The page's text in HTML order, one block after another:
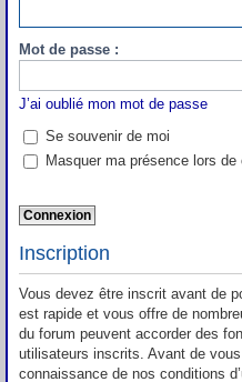
Mot de passe :
J’ai oublié mon mot de passe
Se souvenir de moi
Masquer ma présence lors
Inscription
Vous devez être inscrit avant de
est rapide et vous offre de
du forum peuvent accorder des
utilisateurs inscrits. Avant de
connaissance de nos conditions